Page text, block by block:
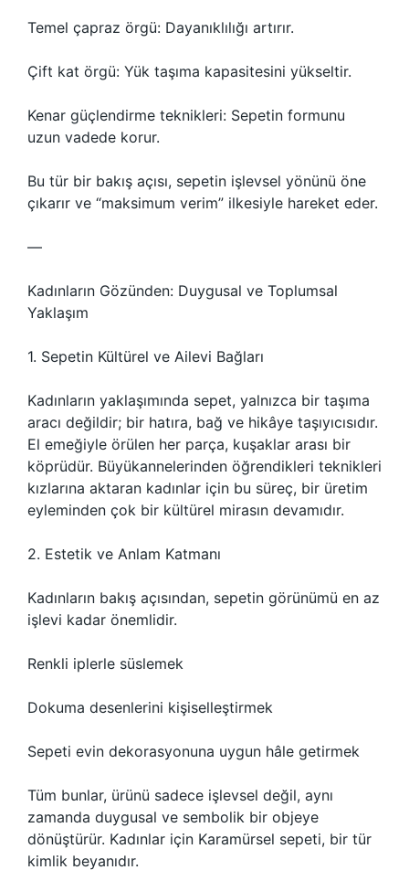
Temel çapraz örgü: Dayanıklılığı artırır.
Çift kat örgü: Yük taşıma kapasitesini yükseltir.
Kenar güçlendirme teknikleri: Sepetin formunu
uzun vadede korur.
Bu tür bir bakış açısı, sepetin işlevsel yönünü öne
çıkarır ve “maksimum verim” ilkesiyle hareket eder.
—
Kadınların Gözünden: Duygusal ve Toplumsal
Yaklaşım
1. Sepetin Kültürel ve Ailevi Bağları
Kadınların yaklaşımında sepet, yalnızca bir taşıma
aracı değildir; bir hatıra, bağ ve hikâye taşıyıcısıdır.
El emeğiyle örülen her parça, kuşaklar arası bir
köprüdür. Büyükannelerinden öğrendikleri teknikleri
kızlarına aktaran kadınlar için bu süreç, bir üretim
eyleminden çok bir kültürel mirasın devamıdır.
2. Estetik ve Anlam Katmanı
Kadınların bakış açısından, sepetin görünümü en az
işlevi kadar önemlidir.
Renkli iplerle süslemek
Dokuma desenlerini kişiselleştirmek
Sepeti evin dekorasyonuna uygun hâle getirmek
Tüm bunlar, ürünü sadece işlevsel değil, aynı
zamanda duygusal ve sembolik bir objeye
dönüştürür. Kadınlar için Karamürsel sepeti, bir tür
kimlik beyanıdır.